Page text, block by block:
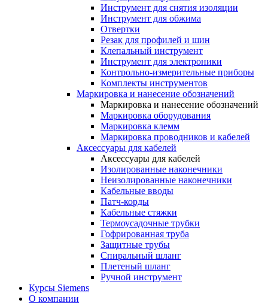
Инструмент для снятия изоляции
Инструмент для обжима
Отвертки
Резак для профилей и шин
Клепальный инструмент
Инструмент для электроники
Контрольно-измерительные приборы
Комплекты инструментов
Маркировка и нанесение обозначений
Маркировка и нанесение обозначений
Маркировка оборудования
Маркировка клемм
Маркировка проводников и кабелей
Аксессуары для кабелей
Аксессуары для кабелей
Изолированные наконечники
Неизолированные наконечники
Кабельные вводы
Патч-корды
Кабельные стяжки
Термоусадочные трубки
Гофрированная труба
Защитные трубы
Спиральный шланг
Плетеный шланг
Ручной инструмент
Курсы Siemens
О компании